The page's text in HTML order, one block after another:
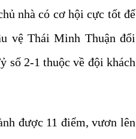
nhà có cơ hội cực tốt để
vệ Thái Minh Thuận đổi
số 2-1 thuộc về đội khách
được 11 điểm, vươn lên